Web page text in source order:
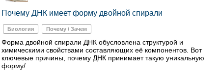
Почему ДНК имеет форму двойной спирали
Биология Почему / Зачем
Форма двойной спирали ДНК обусловлена структурой и
химическими свойствами составляющих её компонентов. Вот
ключевые причины, почему ДНК принимает такую уникальную
форму/